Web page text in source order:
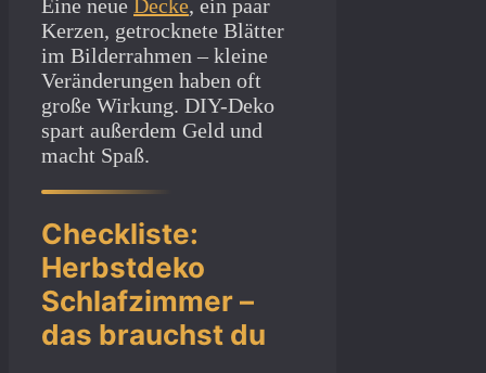
Eine neue Decke, ein paar
Kerzen, getrocknete Blätter
im Bilderrahmen – kleine
Veränderungen haben oft
große Wirkung. DIY-Deko
spart außerdem Geld und
macht Spaß.
Checkliste:
Herbstdeko
Schlafzimmer –
das brauchst du